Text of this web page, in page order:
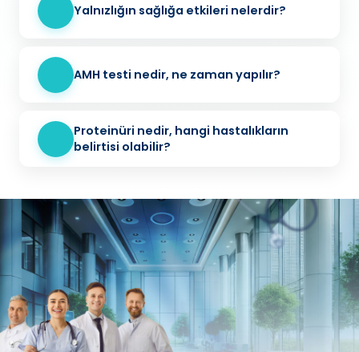
Yalnızlığın sağlığa etkileri nelerdir?
AMH testi nedir, ne zaman yapılır?
Proteinüri nedir, hangi hastalıkların
belirtisi olabilir?